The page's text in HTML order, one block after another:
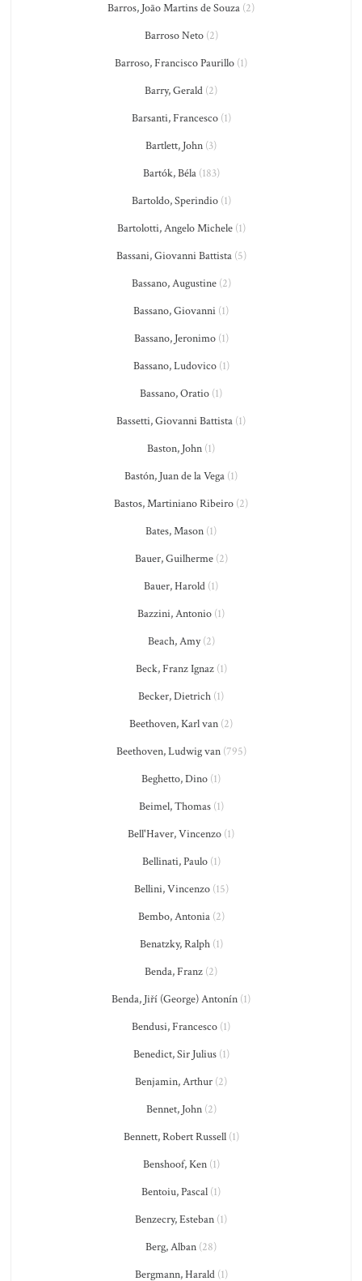
Barros, João Martins de Souza (2)
Barroso Neto(2)
Barroso, Francisco Paurillo (1)
Barry, Gerald (2)
Barsanti, Francesco(1)
Bartlett, John (3)
Bartók, Béla(183)
Bartoldo, Sperindio(1)
Bartolotti, Angelo Michele(1)
Bassani, Giovanni Battista(5)
Bassano, Augustine(2)
Bassano, Giovanni (1)
Bassano, Jeronimo(1)
Bassano, Ludovico(1)
Bassano, Oratio (1)
Bassetti, Giovanni Battista (1)
Baston, John (1)
Bastón, Juan de la Vega (1)
Bastos, Martiniano Ribeiro (2)
Bates, Mason (1)
Bauer, Guilherme(2)
Bauer, Harold (1)
Bazzini, Antonio (1)
Beach, Amy(2)
Beck, Franz Ignaz(1)
Becker, Dietrich (1)
Beethoven, Karl van (2)
Beethoven, Ludwig van(795)
Beghetto, Dino (1)
Beimel, Thomas(1)
Bell'Haver, Vincenzo (1)
Bellinati, Paulo(1)
Bellini, Vincenzo(15)
Bembo, Antonia(2)
Benatzky, Ralph(1)
Benda, Franz (2)
Benda, Jiří (George) Antonín (1)
Bendusi, Francesco (1)
Benedict, Sir Julius(1)
Benjamin, Arthur (2)
Bennet, John(2)
Bennett, Robert Russell(1)
Benshoof, Ken(1)
Bentoiu, Pascal (1)
Benzecry, Esteban (1)
Berg, Alban (28)
Bergmann, Harald(1)